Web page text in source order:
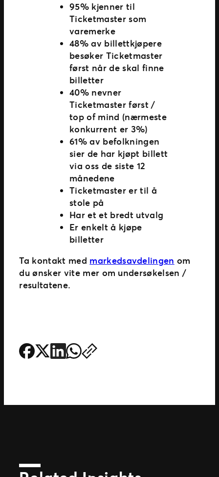
95% kjenner til
Ticketmaster som
varemerke
48% av billettkjøpere
besøker Ticketmaster
først når de skal finne
billetter
40% nevner
Ticketmaster først /
top of mind (nærmeste
konkurrent er 3%)
61% av befolkningen
sier de har kjøpt billett
via oss de siste 12
månedene
Ticketmaster er til å
stole på
Har et et bredt utvalg
Er enkelt å kjøpe
billetter
Ta kontakt med markedsavdelingen om
du ønsker vite mer om undersøkelsen /
resultatene.